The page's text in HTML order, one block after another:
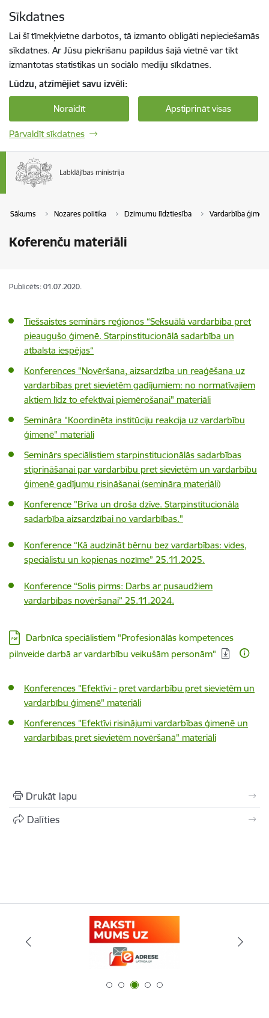
Sīkdatnes
Lai šī tīmekļvietne darbotos, tā izmanto obligāti nepieciešamās
sīkdatnes. Ar Jūsu piekrišanu papildus šajā vietnē var tikt
izmantotas statistikas un sociālo mediju sīkdatnes.
Lūdzu, atzīmējiet savu izvēli:
Noraidīt Apstiprināt visas
Pārvaldīt sīkdatnes
Sākums Nozares politika Dzimumu līdztiesība Vardarbība
Koferenču materiāli
Publicēts: 01.07.2020.
Tiešsaistes seminārs reģionos “Seksuālā vardarbība pret
pieaugušo ģimenē. Starpinstitucionālā sadarbība un
atbalsta iespējas“
Konferences "Novēršana, aizsardzība un reaģēšana uz
vardarbības pret sievietēm gadījumiem: no normatīvajiem
aktiem līdz to efektīvai piemērošanai" materiāli
Semināra "Koordinēta institūciju reakcija uz vardarbību
ģimenē" materiāli
Seminārs speciālistiem starpinstitucionālās sadarbības
stiprināšanai par vardarbību pret sievietēm un vardarbību
ģimenē gadījumu risināšanai (semināra materiāli)
Konference "Brīva un droša dzīve. Starpinstitucionāla
sadarbība aizsardzībai no vardarbības."
Konference “Kā audzināt bērnu bez vardarbības: vides,
speciālistu un kopienas nozīme” 25.11.2025.
Konference “Solis pirms: Darbs ar pusaudžiem
vardarbības novēršanai” 25.11.2024.
Lejupielādēt:
Darbnīca speciālistiem "Profesionālās kompetences
pilnveide darbā ar vardarbību veikušām personām"
Konferences "Efektīvi - pret vardarbību pret sievietēm un
vardarbību ģimenē" materiāli
Konferences "Efektīvi risinājumi vardarbības ģimenē un
vardarbības pret sievietēm novēršanā" materiāli
Drukāt lapu
Dalīties